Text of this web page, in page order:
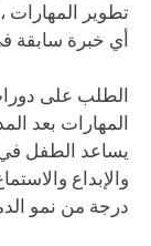
تطوير المهارات
أي خبرة سابقة
الطلب على
المهارات بعد
يساعد الطفل في
درجة من نمو